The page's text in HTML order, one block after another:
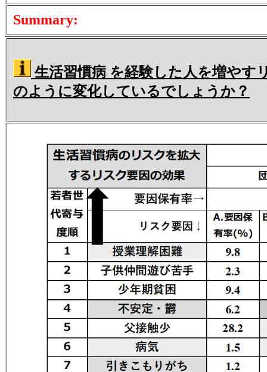
Summary:
生活習慣病 を経験した人を増やす
のように変化しているでしょうか？